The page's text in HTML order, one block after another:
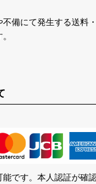
備にて発生する送料
です。本人認証が確